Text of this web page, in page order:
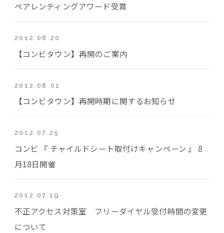
ペアレンティングアワード受賞
2012.08.20
【コンビタウン】再開のご案内
2012.08.01
【コンビタウン】再開時期に関するお知らせ
2012.07.25
コンビ 『 チャイルドシート取付けキャンペーン 』 8
月18日開催
2012.07.19
不正アクセス対策室 フリーダイヤル受付時間の変更
について